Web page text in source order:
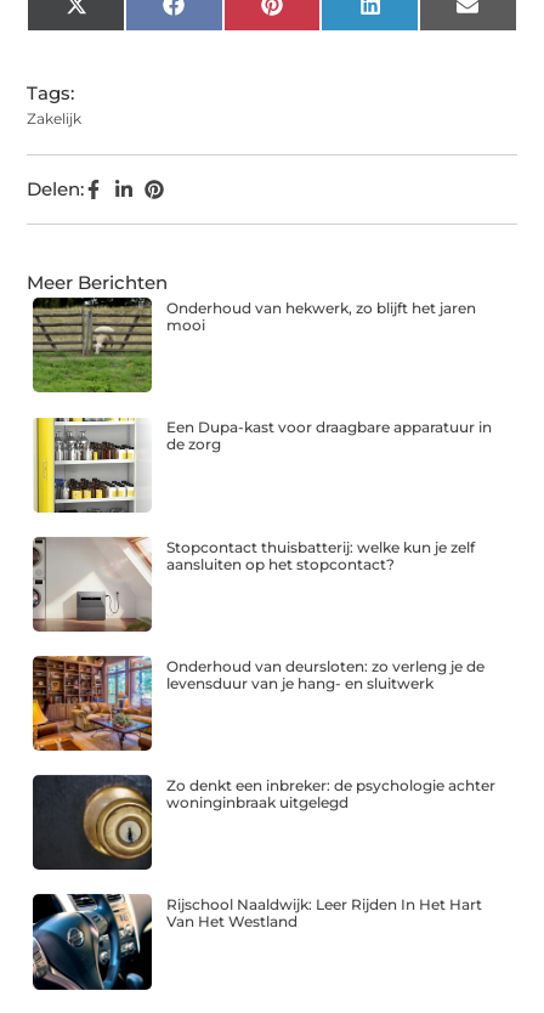
X
(Twitter)
Facebook Pinterest LinkedIn Email
Tags:
Zakelijk
Delen:
Meer Berichten
Onderhoud van hekwerk, zo blijft het jaren
mooi
Een Dupa-kast voor draagbare apparatuur in
de zorg
Stopcontact thuisbatterij: welke kun je zelf
aansluiten op het stopcontact?
Onderhoud van deursloten: zo verleng je de
levensduur van je hang- en sluitwerk
Zo denkt een inbreker: de psychologie achter
woninginbraak uitgelegd
Rijschool Naaldwijk: Leer Rijden In Het Hart
Van Het Westland